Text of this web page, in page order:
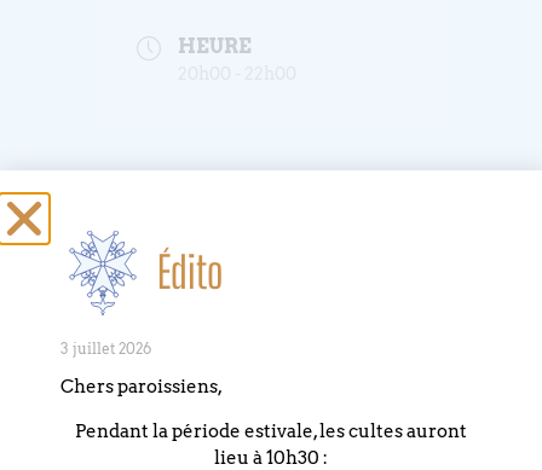
HEURE
Choeur du
Bouclier
Bartholmé 4 rue du Bouclier à
Strasbourg pour la reprise des
répétitions 2022/2023 :
Édito
3 juillet 2026
Chers paroissiens,
Pendant la période estivale, les cultes auront
lieu à 10h30 :